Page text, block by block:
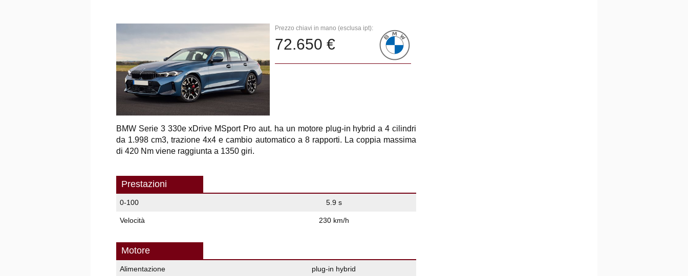
Prezzo chiavi in mano (esclusa ipt):
72.650 €
BMW Serie 3 330e xDrive MSport Pro aut. ha un motore plug-in hybrid a 4 cilindri
da 1.998 cm3, trazione 4x4 e cambio automatico a 8 rapporti. La coppia massima
di 420 Nm viene raggiunta a 1350 giri.
Prestazioni
0-100 5.9 s
Velocità 230 km/h
Motore
Alimentazione plug-in hybrid